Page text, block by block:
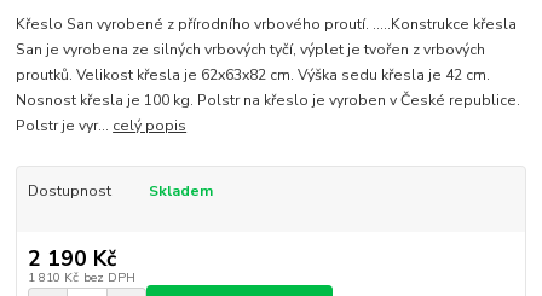
Křeslo San vyrobené z přírodního vrbového proutí. .....Konstrukce křesla
San je vyrobena ze silných vrbových tyčí, výplet je tvořen z vrbových
proutků. Velikost křesla je 62x63x82 cm. Výška sedu křesla je 42 cm.
Nosnost křesla je 100 kg. Polstr na křeslo je vyroben v České republice.
Polstr je vyr... celý popis
Dostupnost Skladem
2 190 Kč
1 810 Kč bez DPH